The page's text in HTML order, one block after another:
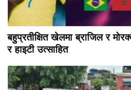
बहुप्रतीक्षित खेलमा ब्राजिल र
र हाइटी उत्साहित